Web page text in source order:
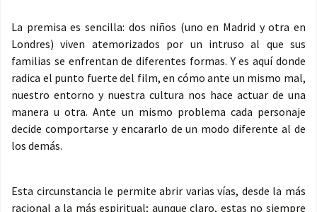
La premisa es sencilla: dos niños (uno en Madrid y otra en
Londres) viven atemorizados por un intruso al que sus
familias se enfrentan de diferentes formas. Y es aquí donde
radica el punto fuerte del film, en cómo ante un mismo mal,
nuestro entorno y nuestra cultura nos hace actuar de una
manera u otra. Ante un mismo problema cada personaje
decide comportarse y encararlo de un modo diferente al de
los demás.
Esta circunstancia le permite abrir varias vías, desde la más
racional a la más espiritual; aunque claro, estas no siempre